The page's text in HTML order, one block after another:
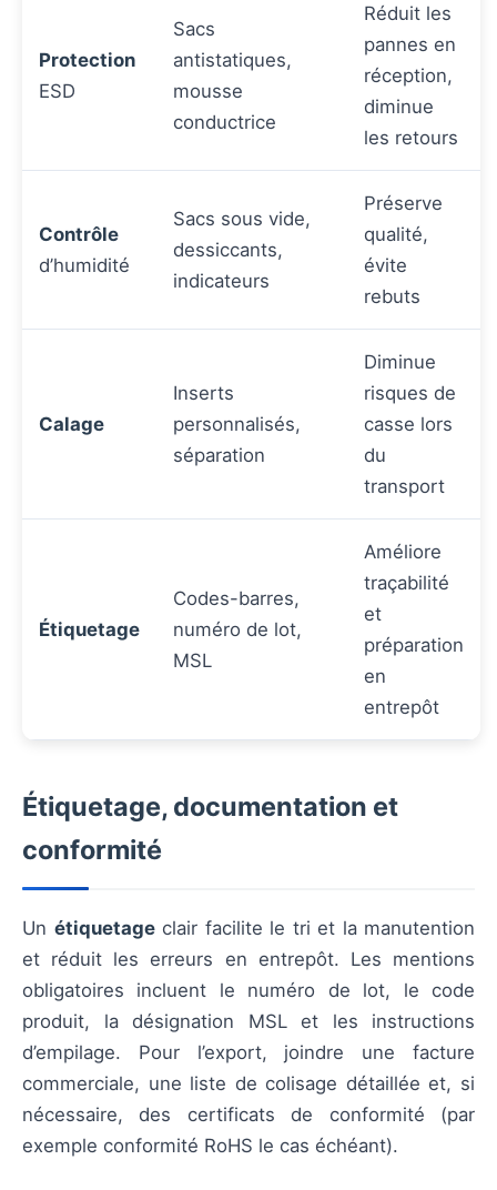
Protection
ESD
Sacs
antistatiques,
mousse
conductrice
Réduit les
pannes en
réception,
diminue
les retours
Contrôle
d’humidité
Sacs sous vide,
dessiccants,
indicateurs
Préserve
qualité,
évite
rebuts
Calage
Inserts
personnalisés,
séparation
Diminue
risques de
casse lors
du
transport
Étiquetage
Codes-barres,
numéro de lot,
MSL
Améliore
traçabilité
et
préparation
en
entrepôt
Étiquetage, documentation et
conformité
Un étiquetageclair facilite le tri et la manutention
et réduit les erreurs en entrepôt. Les mentions
obligatoires incluent le numéro de lot, le code
produit, la désignation MSL et les instructions
d’empilage. Pour l’export, joindre une facture
commerciale, une liste de colisage détaillée et, si
nécessaire, des certificats de conformité (par
exemple conformité RoHS le cas échéant).